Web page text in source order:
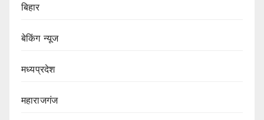
बिहार
बेकिंग न्यूज
मध्यप्रदेश
महाराजगंज